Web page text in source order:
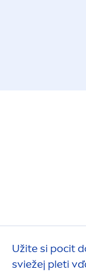
Užite si pocit
sviežej pleti